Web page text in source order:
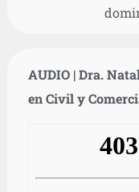
AUDIO | Dra.
en Civil y